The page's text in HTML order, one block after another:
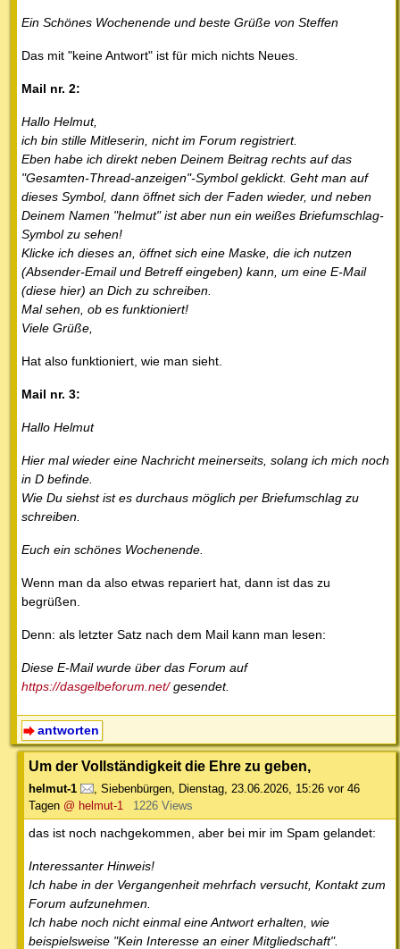
Ein Schönes Wochenende und beste Grüße von Steffen
Das mit "keine Antwort" ist für mich nichts Neues.
Mail nr. 2:
Hallo Helmut,
ich bin stille Mitleserin, nicht im Forum registriert.
Eben habe ich direkt neben Deinem Beitrag rechts auf das
"Gesamten-Thread-anzeigen"-Symbol geklickt. Geht man auf
dieses Symbol, dann öffnet sich der Faden wieder, und neben
Deinem Namen "helmut" ist aber nun ein weißes Briefumschlag-
Symbol zu sehen!
Klicke ich dieses an, öffnet sich eine Maske, die ich nutzen
(Absender-Email und Betreff eingeben) kann, um eine E-Mail
(diese hier) an Dich zu schreiben.
Mal sehen, ob es funktioniert!
Viele Grüße,
Hat also funktioniert, wie man sieht.
Mail nr. 3:
Hallo Helmut
Hier mal wieder eine Nachricht meinerseits, solang ich mich noch
in D befinde.
Wie Du siehst ist es durchaus möglich per Briefumschlag zu
schreiben.
Euch ein schönes Wochenende.
Wenn man da also etwas repariert hat, dann ist das zu
begrüßen.
Denn: als letzter Satz nach dem Mail kann man lesen:
Diese E-Mail wurde über das Forum auf
https://dasgelbeforum.net/gesendet.
antworten
Um der Vollständigkeit die Ehre zu geben,
helmut-1 Siebenbürgen Dienstag, 23.06.2026, 15:26 vor 46
Tagen @ helmut-1 1226 Views
das ist noch nachgekommen, aber bei mir im Spam gelandet:
Interessanter Hinweis!
Ich habe in der Vergangenheit mehrfach versucht, Kontakt zum
Forum aufzunehmen.
Ich habe noch nicht einmal eine Antwort erhalten, wie
beispielsweise "Kein Interesse an einer Mitgliedschaft".